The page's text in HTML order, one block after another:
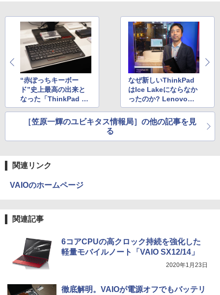
Yoothi 互換品 液晶 15.6インチ NE156F
HM-NX3 NE156FHM-NX5 対応 144Hz 4
0ピン 1920x1080 FullHD IPS LED LCD
液晶ディスプレイ 修理交換用液晶パネル
￥11,800
4
IOデータ 3辺フレームレス＆広視野角A
DSパネル液晶ディスプレイ ［23.8型 /フ
ルHD(1920×1080) /ワイド］ ブラック
KH-A241DB
BenQ 27型液晶ディスプレイ アイケアG
￥17,666
【全巻】 ワンパンマン 1-37巻セット
（ジャンプコミックス） [ ONE ]
信じていた仲間達にダンジョン奥地で殺
されかけたがギフト『無限ガチャ』でレ
￥14,990
【2026年アップグレード版】AOKIMI ワイヤ
レスイヤホン bluetooth イヤホン V12 小型
軽量 ブルートゥースHi-Fi 最大36時間再生 ぶ
るーとゅーす コードレス ENCノイズキャン
セリング 自動ペアリング Type-C充電 マイク
付き 防水 タッチ式音量調整 スポーツ/通勤/通
学/WEB会議(ホワイト)
￥1,964
￥3,480
On My Road (Stadium ver.)
BUGS LIFE
￥1,117
by Amazon 炭酸水 ラベルレス 500ml ×24本
強炭酸水 ペットボトル 500ミリリットル (Sm
￥1,625
【Amazon.co.jp限定】 伊藤園 磨かれて、澄
みきった日本の水 2L 8本 ラベルレス [ ケース
￥594
HUNTER×HUNTER モノクロ版 39 (ジャンプ
コミックスDIGITAL)
￥572
スーパーの裏でヤニ吸うふたり 9巻 (デジタル
版ビッグガンガンコミックス)
“赤ぽっちキーボー
ド”史上最高の出来と
なった「ThinkPad Tr
ackPoint Keyboard I
I」
なぜ新しいThinkPad
はIce Lakeにならなか
ったのか? Lenovo主
任エンジニアを問い詰
めてきた
［笠原一輝のユビキタス情報局］の他の記事を見
る
関連リンク
VAIOのホームページ
関連記事
6コアCPUの高クロック持続を強化した
軽量モバイルノート「VAIO SX12/14」
2020年1月23日
徹底解明。VAIOが電源オフでもバッテリ